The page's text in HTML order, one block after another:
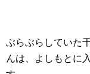
ぶらぶらしていた
んは、よしもとに